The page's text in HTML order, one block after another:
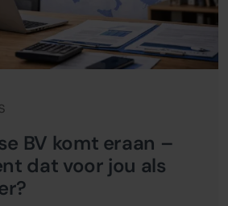
BV komt eraan –
dat voor jou als